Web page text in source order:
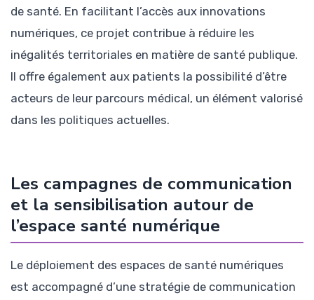
de santé. En facilitant l’accès aux innovations
numériques, ce projet contribue à réduire les
inégalités territoriales en matière de santé publique.
Il offre également aux patients la possibilité d’être
acteurs de leur parcours médical, un élément valorisé
dans les politiques actuelles.
Les campagnes de communication
et la sensibilisation autour de
l’espace santé numérique
Le déploiement des espaces de santé numériques
est accompagné d’une stratégie de communication